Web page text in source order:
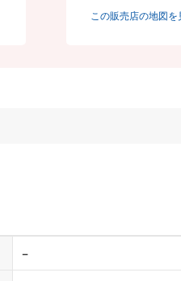
この販売店の地図を
−